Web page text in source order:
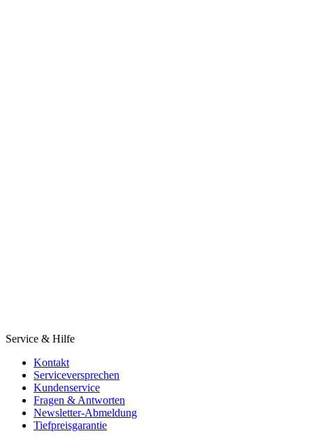
Service & Hilfe
Kontakt
Serviceversprechen
Kundenservice
Fragen & Antworten
Newsletter-Abmeldung
Tiefpreisgarantie